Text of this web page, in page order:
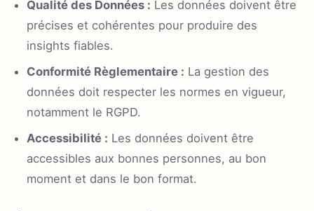
Qualité des Données : Les données doivent être
précises et cohérentes pour produire des
insights fiables.
Conformité Règlementaire : La gestion des
données doit respecter les normes en vigueur,
notamment le RGPD.
Accessibilité : Les données doivent être
accessibles aux bonnes personnes, au bon
moment et dans le bon format.